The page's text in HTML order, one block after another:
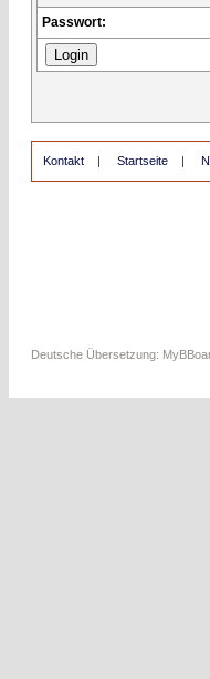
Passwort:
Kontakt | Startseite |
Deutsche Übersetzung: